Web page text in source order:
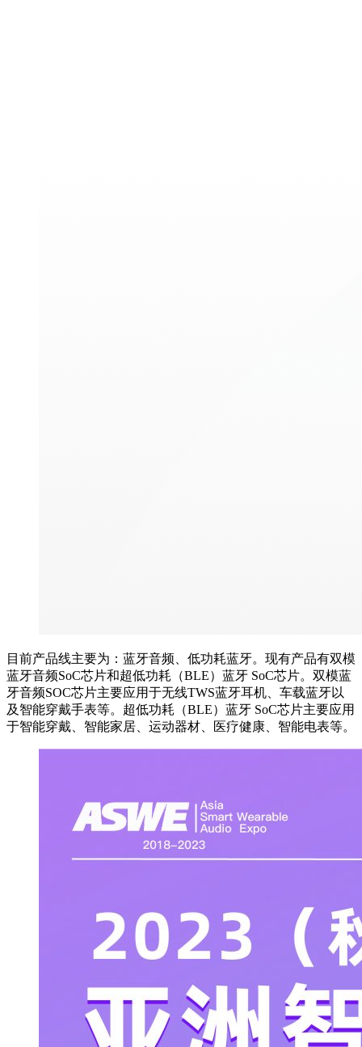
目前产品线主要为：蓝牙音频、低功耗蓝牙。现有产品有双模
蓝牙音频SoC芯片和超低功耗（BLE）蓝牙 SoC芯片。双模蓝
牙音频SOC芯片主要应用于无线TWS蓝牙耳机、车载蓝牙以
及智能穿戴手表等。超低功耗（BLE）蓝牙 SoC芯片主要应用
于智能穿戴、智能家居、运动器材、医疗健康、智能电表等。